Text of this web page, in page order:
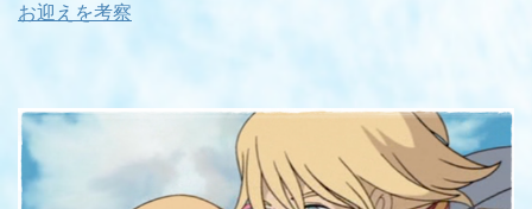
お迎えを考察